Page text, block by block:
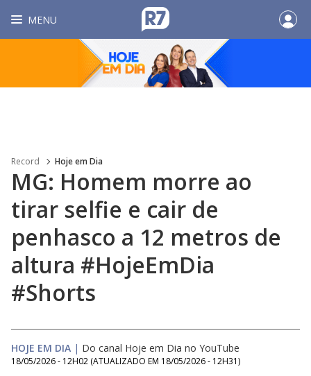
MENU
Record Hoje em Dia
MG: Homem morre ao
tirar selfie e cair de
penhasco a 12 metros de
altura #HojeEmDia
#Shorts
HOJE EM DIA | Do canal Hoje em Dia no YouTube
18/05/2026 - 12H02 (ATUALIZADO EM 18/05/2026 - 12H31)